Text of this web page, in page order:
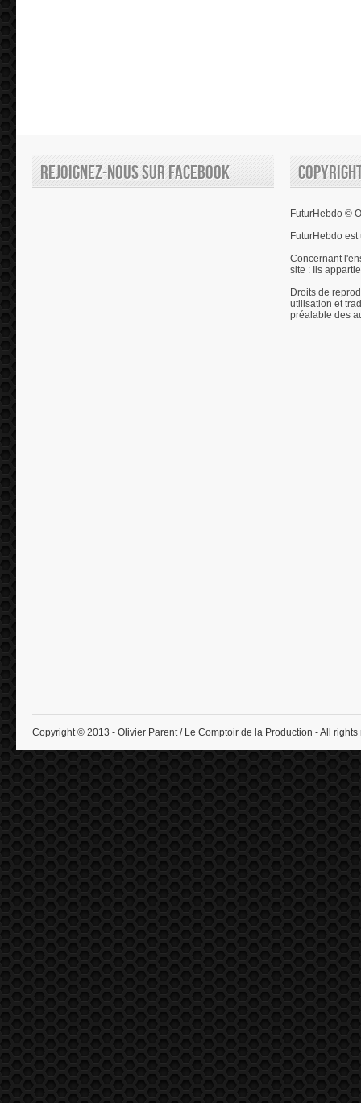
Rejoignez-nous sur Facebook
FuturHebdo ©
FuturHebdo
Concernant
site : Ils
Droits de
utilisation et
préalable des
Copyright © 2013 - Olivier Parent / Le Comptoir de la Production - All rights